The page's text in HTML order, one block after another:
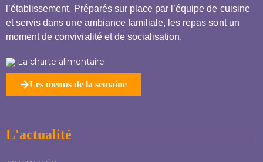
l’établissement. Préparés sur place par l’équipe de cuisine
et servis dans une ambiance familiale, les repas sont un
moment de convivialité et de socialisation.
La charte alimentaire
Les menus de la semaine
L'actualité